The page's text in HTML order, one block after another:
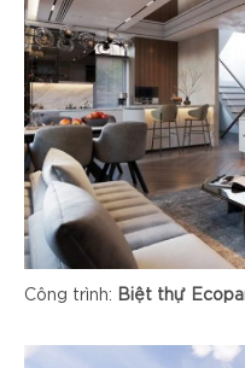
Công trình: Biệt thự